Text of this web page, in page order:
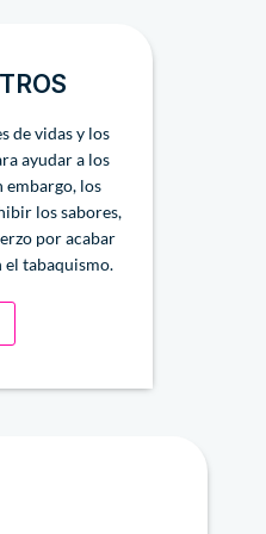
de vidas y los
ayudar a los
embargo, los
los sabores,
por acabar
el tabaquismo.